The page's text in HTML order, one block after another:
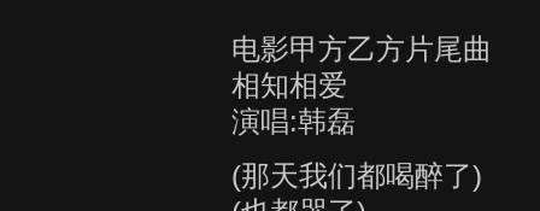
电影甲方乙方片尾曲
相知相爱
演唱:韩磊
(那天我们都喝醉了)